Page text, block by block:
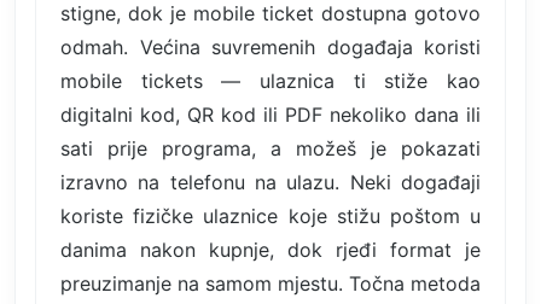
stigne, dok je mobile ticket dostupna gotovo
odmah. Većina suvremenih događaja koristi
mobile tickets — ulaznica ti stiže kao
digitalni kod, QR kod ili PDF nekoliko dana ili
sati prije programa, a možeš je pokazati
izravno na telefonu na ulazu. Neki događaji
koriste fizičke ulaznice koje stižu poštom u
danima nakon kupnje, dok rjeđi format je
preuzimanje na samom mjestu. Točna metoda